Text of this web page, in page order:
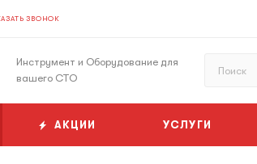
ЗВОНОК
Инструмент и Оборудование для
вашего СТО
АКЦИИ УСЛУГИ